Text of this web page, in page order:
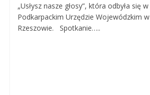
„Usłysz nasze głosy”, która odbyła się w
Podkarpackim Urzędzie Wojewódzkim w
Rzeszowie. Spotkanie…..